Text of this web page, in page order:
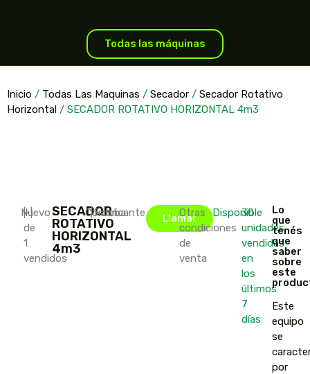
Todas las máquinas
Inicio / Todas Las Maquinas / Secador / Secador Rotativo
Horizontal / SECADOR ROTATIVO HORIZONTAL 4m3
Nuevo
|+
de
1
vendidos
|
SECADOR
ROTATIVO
HORIZONTAL
4m3
Córdoba
|Fabricante Llamar
Otras
condiciones
de
venta
Disponible
30
unidades
vendidas
en
los
últimos
7
días
Lo
que
tenés
que
saber
sobre
este
Este
equipo
se
por